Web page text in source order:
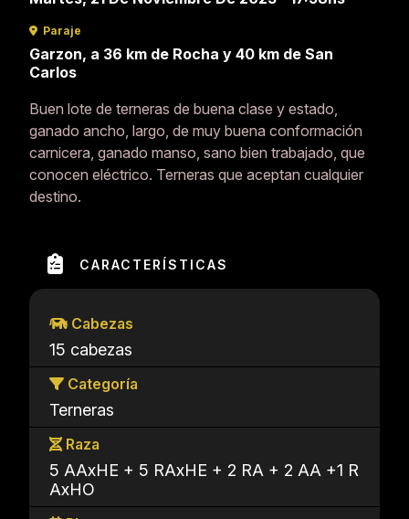
Paraje
Garzon, a 36 km de Rocha y 40 km de San
Carlos
Buen lote de terneras de buena clase y estado,
ganado ancho, largo, de muy buena conformación
carnicera, ganado manso, sano bien trabajado, que
conocen eléctrico. Terneras que aceptan cualquier
destino.
CARACTERÍSTICAS
Cabezas
15 cabezas
Categoría
Terneras
Raza
5 AAxHE + 5 RAxHE + 2 RA + 2 AA +1 R
AxHO